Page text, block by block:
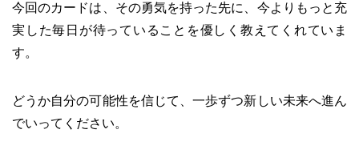
今回のカードは、その勇気を持った先に、今よりもっと充
実した毎日が待っていることを優しく教えてくれていま
す。
どうか自分の可能性を信じて、一歩ずつ新しい未来へ進ん
でいってください。